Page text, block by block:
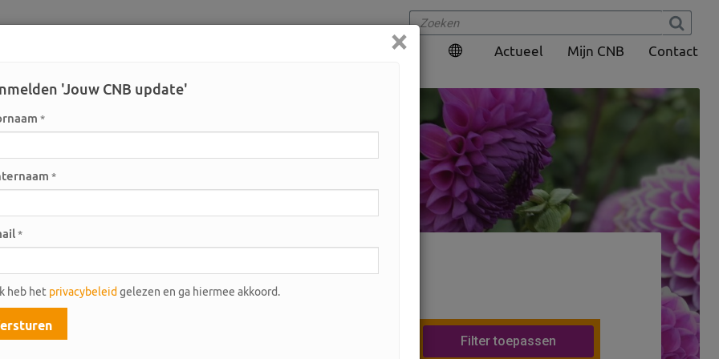
Actueel Mijn CNB Contact
en machines
×
'Jouw CNB update'
*
*
*
heb het privacybeleid gelezen en ga hiermee akkoord.